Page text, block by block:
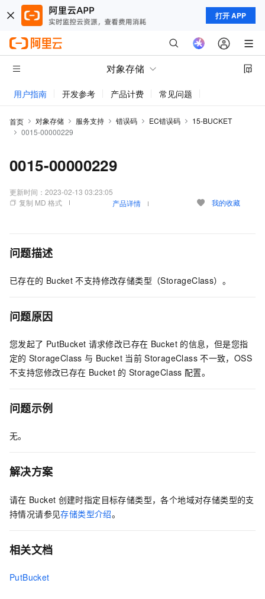
打开 APP
对象存储
用户指南 开发参考 产品计费 常见问题
首页 对象存储 服务支持 错误码 EC错误码
15-BUCKET
0015-00000229
0015-00000229
更新时间： 2023-02-13 03:23:05
复制 MD 格式
产品详情 我的收藏
问题描述
已存在的 Bucket 不支持修改存储类型（StorageClass）。
问题原因
您发起了 PutBucket 请求修改已存在 Bucket 的信息，但是您指
定的 StorageClass 与 Bucket 当前 StorageClass 不一致，OSS
不支持您修改已存在 Bucket 的 StorageClass 配置。
问题示例
无。
解决方案
请在 Bucket 创建时指定目标存储类型，各个地域对存储类型的支
持情况请参见存储类型介绍。
相关文档
PutBucket